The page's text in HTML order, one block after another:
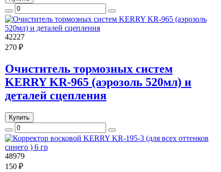
42227
270 ₽
Очиститель тормозных систем
KERRY KR-965 (аэрозоль 520мл) и
деталей сцепления
Купить
48979
150 ₽